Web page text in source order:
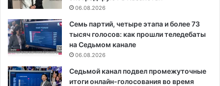
06.08.2026
Семь партий, четыре этапа и более 73
тысяч голосов: как прошли теледебаты
на Седьмом канале
06.08.2026
Седьмой канал подвел промежуточные
итоги онлайн-голосования во время